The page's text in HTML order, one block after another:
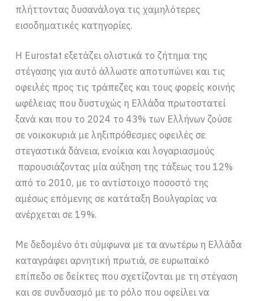
πλήττοντας δυσανάλογα τις χαμηλότερες
εισοδηματικές κατηγορίες.
Η Eurostat εξετάζει ολιστικά το ζήτημα της
στέγασης για αυτό άλλωστε αποτυπώνει και τις
οφειλές προς τις τράπεζες και τους φορείς κοινής
ωφέλειας που δυστυχώς η Ελλάδα πρωτοστατεί
ξανά και που το 2024 το 43% των Ελλήνων ζούσε
σε νοικοκυριά με ληξιπρόθεσμες οφειλές σε
στεγαστικά δάνεια, ενοίκια και λογαριασμούς
παρουσιάζοντας μία αύξηση της τάξεως του 12%
από το 2010, με το αντίστοιχο ποσοστό της
αμέσως επόμενης σε κατάταξη Βουλγαρίας να
ανέρχεται σε 19%.
Με δεδομένο ότι σύμφωνα με τα ανωτέρω η Ελλάδα
καταγράφει αρνητική πρωτιά, σε ευρωπαϊκό
επίπεδο σε δείκτες που σχετίζονται με τη στέγαση
και σε συνδυασμό με το ρόλο που οφείλει να